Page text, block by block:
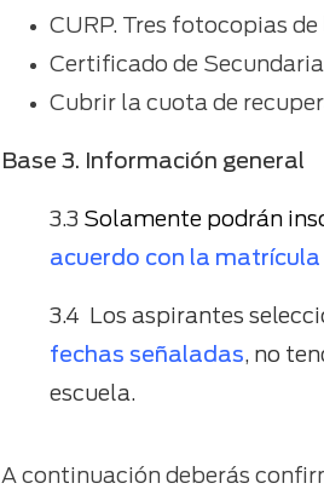
CURP. Tres fotocopias
Certificado de
Cubrir la cuota de
Base 3. Información general
3.3 Solamente podrán
acuerdo con la
3.4 Los aspirantes
fechas señaladas, no
escuela.
A continuación deberás